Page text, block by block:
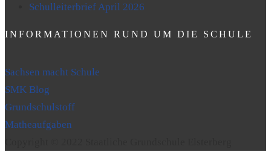
Schulleiterbrief April 2026
INFORMATIONEN RUND UM DIE SCHULE
Sachsen macht Schule
SMK Blog
Grundschulstoff
Matheaufgaben